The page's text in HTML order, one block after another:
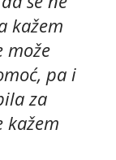
kažem
može
pa i
za
kažem